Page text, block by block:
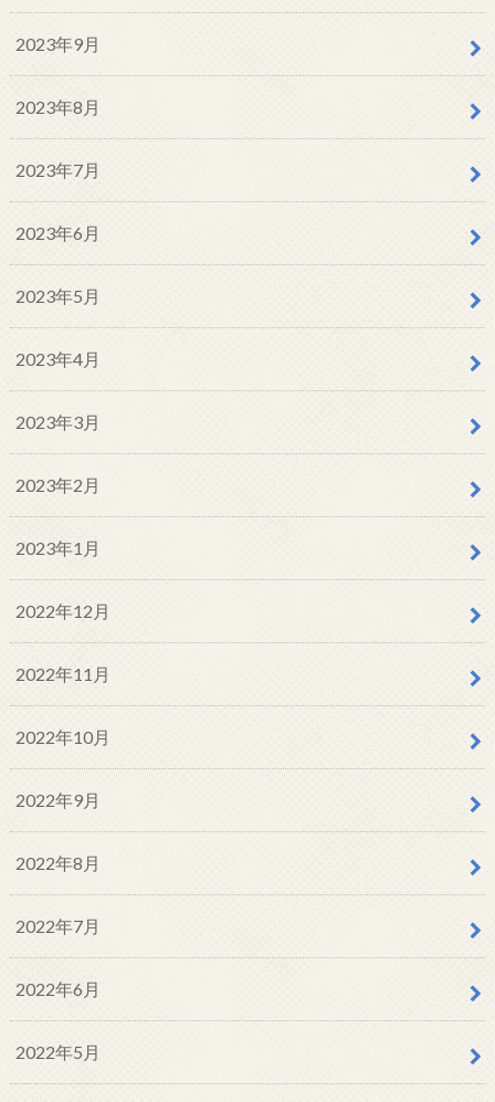
2023年9月
2023年8月
2023年7月
2023年6月
2023年5月
2023年4月
2023年3月
2023年2月
2023年1月
2022年12月
2022年11月
2022年10月
2022年9月
2022年8月
2022年7月
2022年6月
2022年5月